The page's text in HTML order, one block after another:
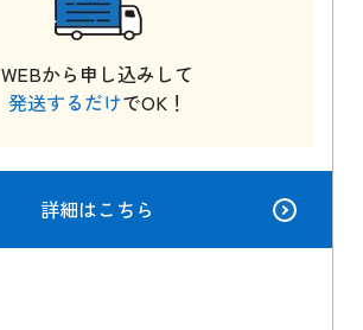
WEBから申し込みして
発送するだけでOK！
詳細はこちら